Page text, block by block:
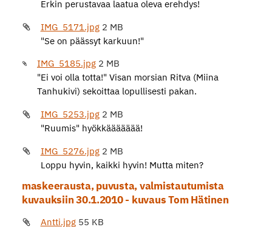
Erkin perustavaa laatua oleva erehdys!
IMG_5171.jpg 2 MB
"Se on päässyt karkuun!"
IMG_5185.jpg 2 MB
"Ei voi olla totta!" Visan morsian Ritva (Miina
Tanhukivi) sekoittaa lopullisesti pakan.
IMG_5253.jpg 2 MB
"Ruumis" hyökkäääääää!
IMG_5276.jpg 2 MB
Loppu hyvin, kaikki hyvin! Mutta miten?
maskeerausta, puvusta, valmistautumista
kuvauksiin 30.1.2010 - kuvaus Tom Hätinen
Antti.jpg 55 KB